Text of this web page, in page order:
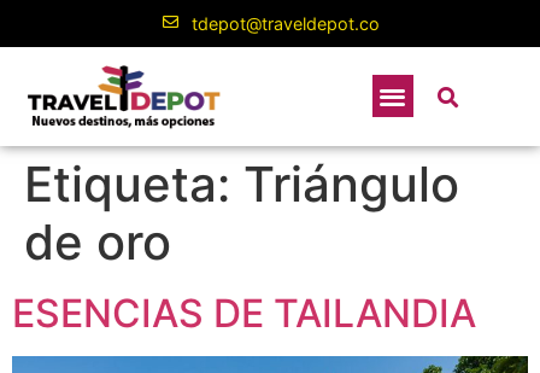
tdepot@traveldepot.co
Etiqueta: Triángulo
de oro
ESENCIAS DE TAILANDIA